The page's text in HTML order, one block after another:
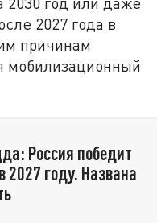
2027 года в
причинам
мобилизационный
Россия победит
2027 году. Названа